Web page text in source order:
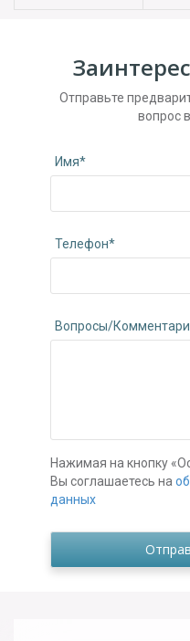
Отправьте
вопрос
Имя*
Телефон*
Вопросы/
Нажимая на кнопку
Вы соглашаетесь на
данных